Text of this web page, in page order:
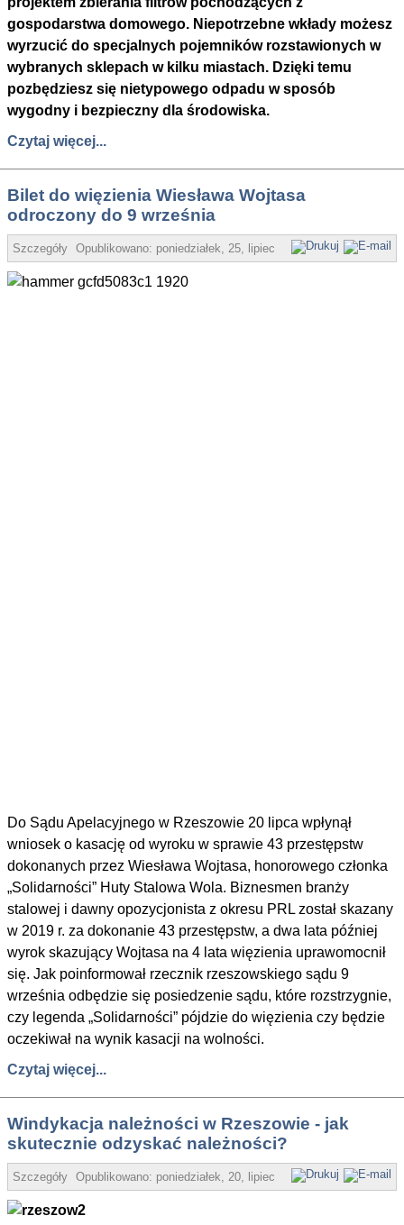
gospodarstwa domowego. Niepotrzebne wkłady możesz
wyrzucić do specjalnych pojemników rozstawionych w
wybranych sklepach w kilku miastach. Dzięki temu
pozbędziesz się nietypowego odpadu w sposób
wygodny i bezpieczny dla środowiska.
Czytaj więcej...
Bilet do więzienia Wiesława Wojtasa
odroczony do 9 września
Szczegóły Opublikowano: poniedziałek, 25, lipiec 2022 09:20 Super User
Do Sądu Apelacyjnego w Rzeszowie 20 lipca wpłynął
wniosek o kasację od wyroku w sprawie 43 przestępstw
dokonanych przez Wiesława Wojtasa, honorowego członka
„Solidarności” Huty Stalowa Wola. Biznesmen branży
stalowej i dawny opozycjonista z okresu PRL został skazany
w 2019 r. za dokonanie 43 przestępstw, a dwa lata później
wyrok skazujący Wojtasa na 4 lata więzienia uprawomocnił
się. Jak poinformował rzecznik rzeszowskiego sądu 9
września odbędzie się posiedzenie sądu, które rozstrzygnie,
czy legenda „Solidarności” pójdzie do więzienia czy będzie
oczekiwał na wynik kasacji na wolności.
Czytaj więcej...
Windykacja należności w Rzeszowie - jak
skutecznie odzyskać należności?
Szczegóły Opublikowano: poniedziałek, 20, lipiec 2020 06:45 Super User